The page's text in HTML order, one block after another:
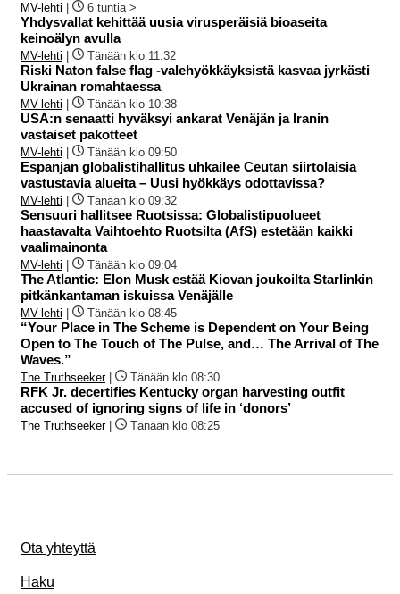
MV-lehti 6 tuntia >
Yhdysvallat kehittää uusia virusperäisiä bioaseita
keinoälyn avulla
MV-lehti Tänään klo 11:32
Riski Naton false flag -valehyökkäyksistä kasvaa jyrkästi
Ukrainan romahtaessa
MV-lehti Tänään klo 10:38
USA:n senaatti hyväksyi ankarat Venäjän ja Iranin
vastaiset pakotteet
MV-lehti Tänään klo 09:50
Espanjan globalistihallitus uhkailee Ceutan siirtolaisia
vastustavia alueita – Uusi hyökkäys odottavissa?
MV-lehti Tänään klo 09:32
Sensuuri hallitsee Ruotsissa: Globalistipuolueet
haastavalta Vaihtoehto Ruotsilta (AfS) estetään kaikki
vaalimainonta
MV-lehti Tänään klo 09:04
The Atlantic: Elon Musk estää Kiovan joukoilta Starlinkin
pitkänkantaman iskuissa Venäjälle
MV-lehti Tänään klo 08:45
“Your Place in The Scheme is Dependent on Your Being
Open to The Touch of The Pulse, and… The Arrival of The
Waves.”
The Truthseeker| Tänään klo 08:30
RFK Jr. decertifies Kentucky organ harvesting outfit
accused of ignoring signs of life in ‘donors’
The Truthseeker| Tänään klo 08:25
Ota yhteyttä
Haku